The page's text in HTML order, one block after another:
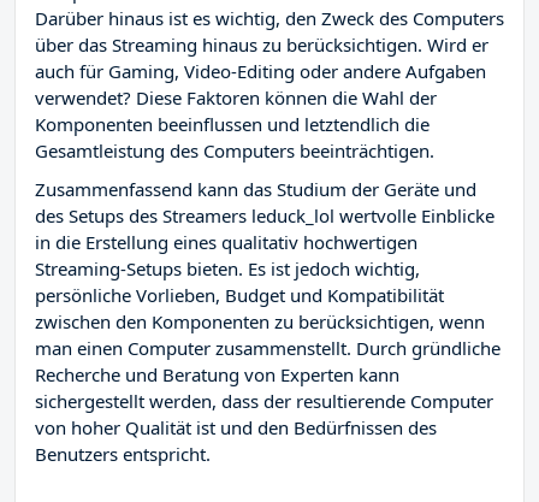
Darüber hinaus ist es wichtig, den Zweck des Computers
über das Streaming hinaus zu berücksichtigen. Wird er
auch für Gaming, Video-Editing oder andere Aufgaben
verwendet? Diese Faktoren können die Wahl der
Komponenten beeinflussen und letztendlich die
Gesamtleistung des Computers beeinträchtigen.
Zusammenfassend kann das Studium der Geräte und
des Setups des Streamers leduck_lol wertvolle Einblicke
in die Erstellung eines qualitativ hochwertigen
Streaming-Setups bieten. Es ist jedoch wichtig,
persönliche Vorlieben, Budget und Kompatibilität
zwischen den Komponenten zu berücksichtigen, wenn
man einen Computer zusammenstellt. Durch gründliche
Recherche und Beratung von Experten kann
sichergestellt werden, dass der resultierende Computer
von hoher Qualität ist und den Bedürfnissen des
Benutzers entspricht.